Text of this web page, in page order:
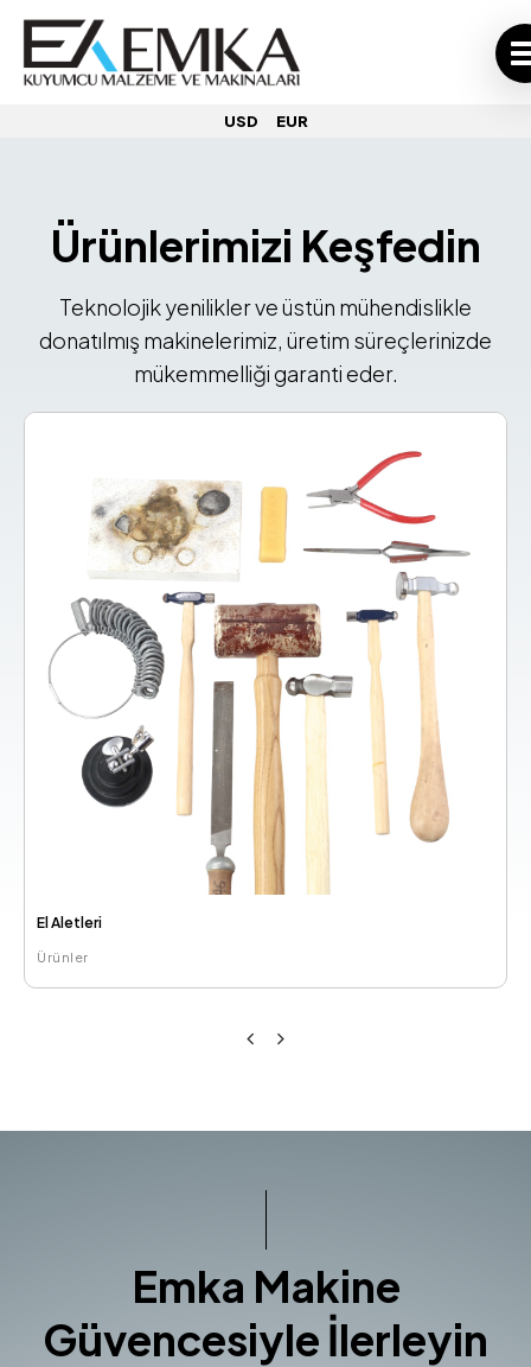
USD EUR
Ürünlerimizi Keşfedin
Teknolojik yenilikler ve üstün mühendislikle
donatılmış makinelerimiz, üretim süreçlerinizde
mükemmelliği garanti eder.
Döküm Malzemeleri
Ürünler
Emka Makine
Güvencesiyle İlerleyin